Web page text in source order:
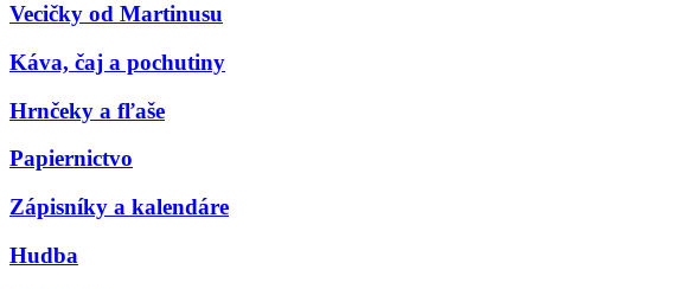
Vecičky od Martinusu
Káva, čaj a pochutiny
Hrnčeky a fľaše
Papiernictvo
Zápisníky a kalendáre
Hudba